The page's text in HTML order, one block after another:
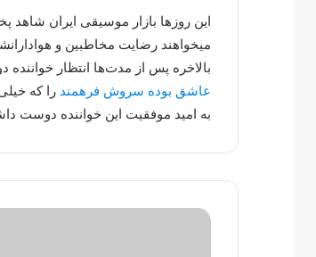
این روزها بازار موسیقی ایران
میخواهند رضایت مخاطبین و
بالاخره پس از مدت‌ها انتظار
عاشق بوده سروش فرهمند را که
به امید موفقیت این خواننده دوست